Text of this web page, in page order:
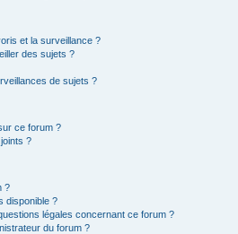
et la surveillance ?
des sujets ?
de sujets ?
ce forum ?
?
?
disponible ?
légales concernant ce forum ?
du forum ?